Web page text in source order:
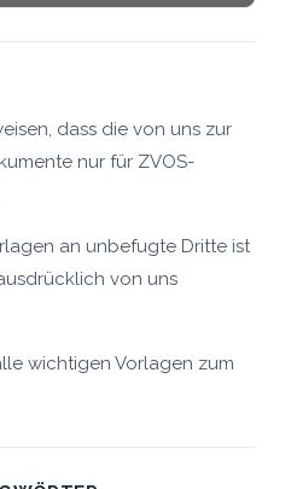
dass die von uns zur
nur für ZVOS-
an unbefugte Dritte ist
von uns
wichtigen Vorlagen zum